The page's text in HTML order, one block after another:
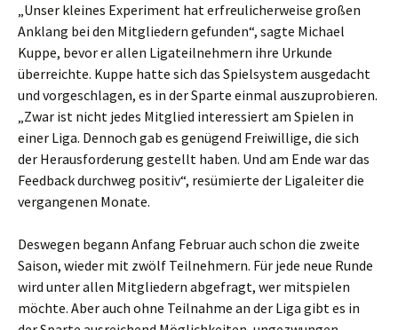
„Unser kleines Experiment hat erfreulicherweise großen
Anklang bei den Mitgliedern gefunden“, sagte Michael
Kuppe, bevor er allen Ligateilnehmern ihre Urkunde
überreichte. Kuppe hatte sich das Spielsystem ausgedacht
und vorgeschlagen, es in der Sparte einmal auszuprobieren.
„Zwar ist nicht jedes Mitglied interessiert am Spielen in
einer Liga. Dennoch gab es genügend Freiwillige, die sich
der Herausforderung gestellt haben. Und am Ende war das
Feedback durchweg positiv“, resümierte der Ligaleiter die
vergangenen Monate.
Deswegen begann Anfang Februar auch schon die zweite
Saison, wieder mit zwölf Teilnehmern. Für jede neue Runde
wird unter allen Mitgliedern abgefragt, wer mitspielen
möchte. Aber auch ohne Teilnahme an der Liga gibt es in